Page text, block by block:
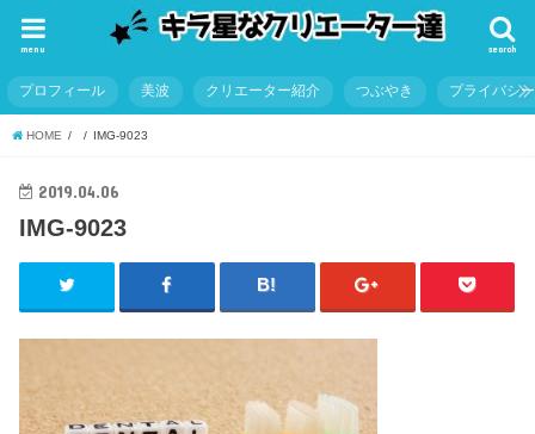
search
menu
プロフィール 美波 クリエーター紹介 つぶやき プライバシ
HOME IMG-9023
2019.04.06
IMG-9023